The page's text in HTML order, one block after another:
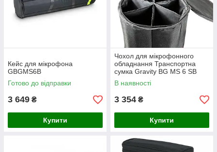
Кейс для мікрофона
GBGMS6B
Готово до відправки
3 649 ₴
Купити
Чохол для мікрофонного
обладнання Транспортна
сумка Gravity BG MS 6 SB
для 6 коротких мікрофонних
стійок
В наявності
3 354 ₴
Купити